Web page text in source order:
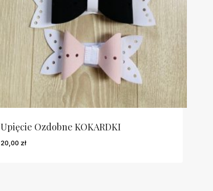
Upięcie Ozdobne KOKARDKI
20,00 zł